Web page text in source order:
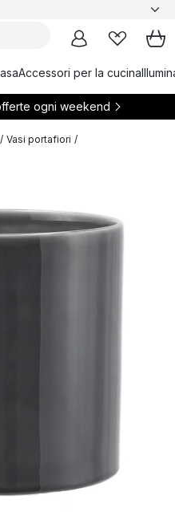
Accessori per la cucina
ogni weekend
/ Vasi portafiori /